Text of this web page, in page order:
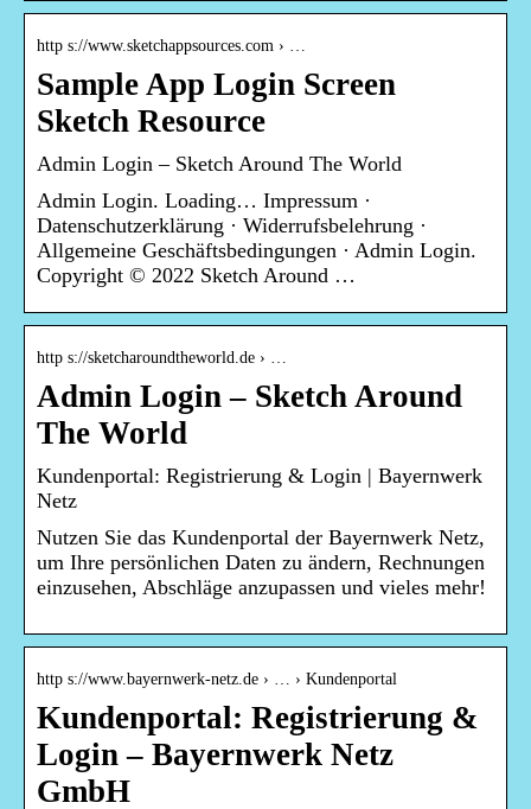
http s://www.sketchappsources.com › …
Sample App Login Screen
Sketch Resource
Admin Login – Sketch Around The World
Admin Login. Loading… Impressum ·
Datenschutzerklärung · Widerrufsbelehrung ·
Allgemeine Geschäftsbedingungen · Admin Login.
Copyright © 2022 Sketch Around …
http s://sketcharoundtheworld.de › …
Admin Login – Sketch Around
The World
Kundenportal: Registrierung & Login | Bayernwerk
Netz
Nutzen Sie das Kundenportal der Bayernwerk Netz,
um Ihre persönlichen Daten zu ändern, Rechnungen
einzusehen, Abschläge anzupassen und vieles mehr!
http s://www.bayernwerk-netz.de › … › Kundenportal
Kundenportal: Registrierung &
Login – Bayernwerk Netz
GmbH